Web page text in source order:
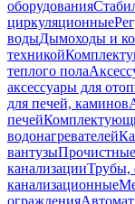
оборудования
циркуляционные
водыДымоходы и
техникой
теплого пола
аксессуары для
для печей, каминов
печей
водонагревателей
вантузы
канализацииТрубы,
канализационные
ограждения